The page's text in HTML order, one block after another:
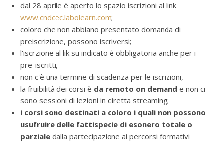
dal 28 aprile è aperto lo spazio iscrizioni al link
www.cndcec.labolearn.com;
coloro che non abbiano presentato domanda di
preiscrizione, possono iscriversi;
l'iscrzione al lik su indicato è obbligatoria anche per i
pre-iscritti,
non c'è una termine di scadenza per le iscrizioni,
la fruibilità dei corsi è da remoto on demand e non ci
sono sessioni di lezioni in diretta streaming;
i corsi sono destinati a coloro i quali non possono
usufruire delle fattispecie di esonero totale o
parziale dalla partecipazione ai percorsi formativi